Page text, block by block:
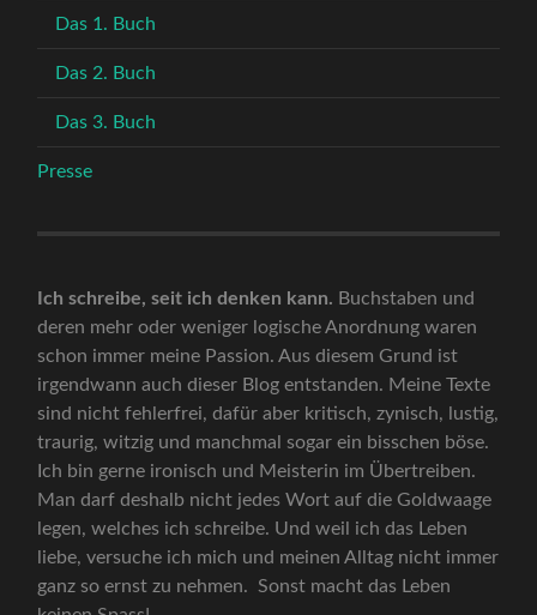
Das 1. Buch
Das 2. Buch
Das 3. Buch
Presse
Ich schreibe, seit ich denken kann. Buchstaben und
deren mehr oder weniger logische Anordnung waren
schon immer meine Passion. Aus diesem Grund ist
irgendwann auch dieser Blog entstanden. Meine Texte
sind nicht fehlerfrei, dafür aber kritisch, zynisch, lustig,
traurig, witzig und manchmal sogar ein bisschen böse.
Ich bin gerne ironisch und Meisterin im Übertreiben.
Man darf deshalb nicht jedes Wort auf die Goldwaage
legen, welches ich schreibe. Und weil ich das Leben
liebe, versuche ich mich und meinen Alltag nicht immer
ganz so ernst zu nehmen. Sonst macht das Leben